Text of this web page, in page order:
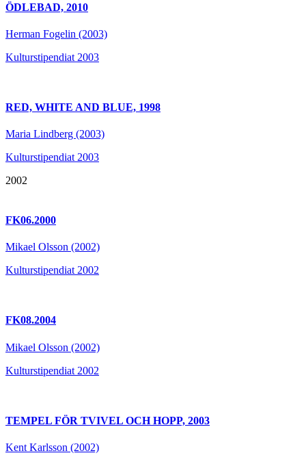
ÖDLEBAD, 2010
Herman Fogelin (2003)
Kulturstipendiat 2003
RED, WHITE AND BLUE, 1998
Maria Lindberg (2003)
Kulturstipendiat 2003
2002
FK06.2000
Mikael Olsson (2002)
Kulturstipendiat 2002
FK08.2004
Mikael Olsson (2002)
Kulturstipendiat 2002
TEMPEL FÖR TVIVEL OCH HOPP, 2003
Kent Karlsson (2002)